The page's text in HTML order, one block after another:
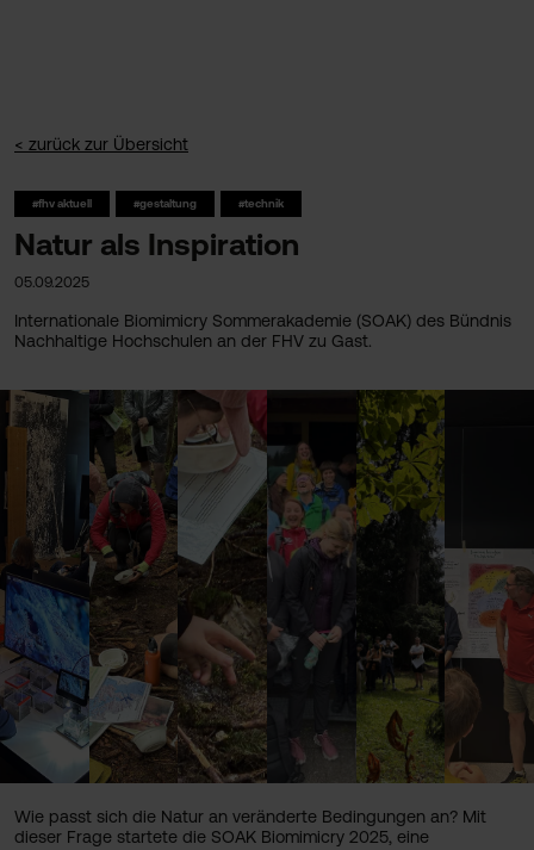
< zurück zur Übersicht
#fhv aktuell #gestaltung #technik
Natur als Inspiration
05.09.2025
Internationale Biomimicry Sommerakademie (SOAK) des Bündnis
Nachhaltige Hochschulen an der FHV zu Gast.
Wie passt sich die Natur an veränderte Bedingungen an? Mit
dieser Frage startete die SOAK Biomimicry 2025, eine